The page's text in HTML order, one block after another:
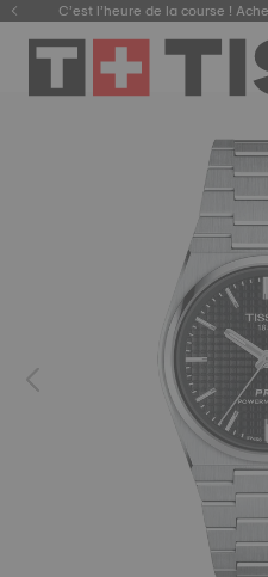
C’est l’heure de la course !